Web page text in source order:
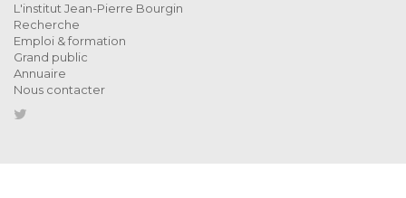
L'institut Jean-Pierre Bourgin
Recherche
Emploi & formation
Grand public
Annuaire
Nous contacter